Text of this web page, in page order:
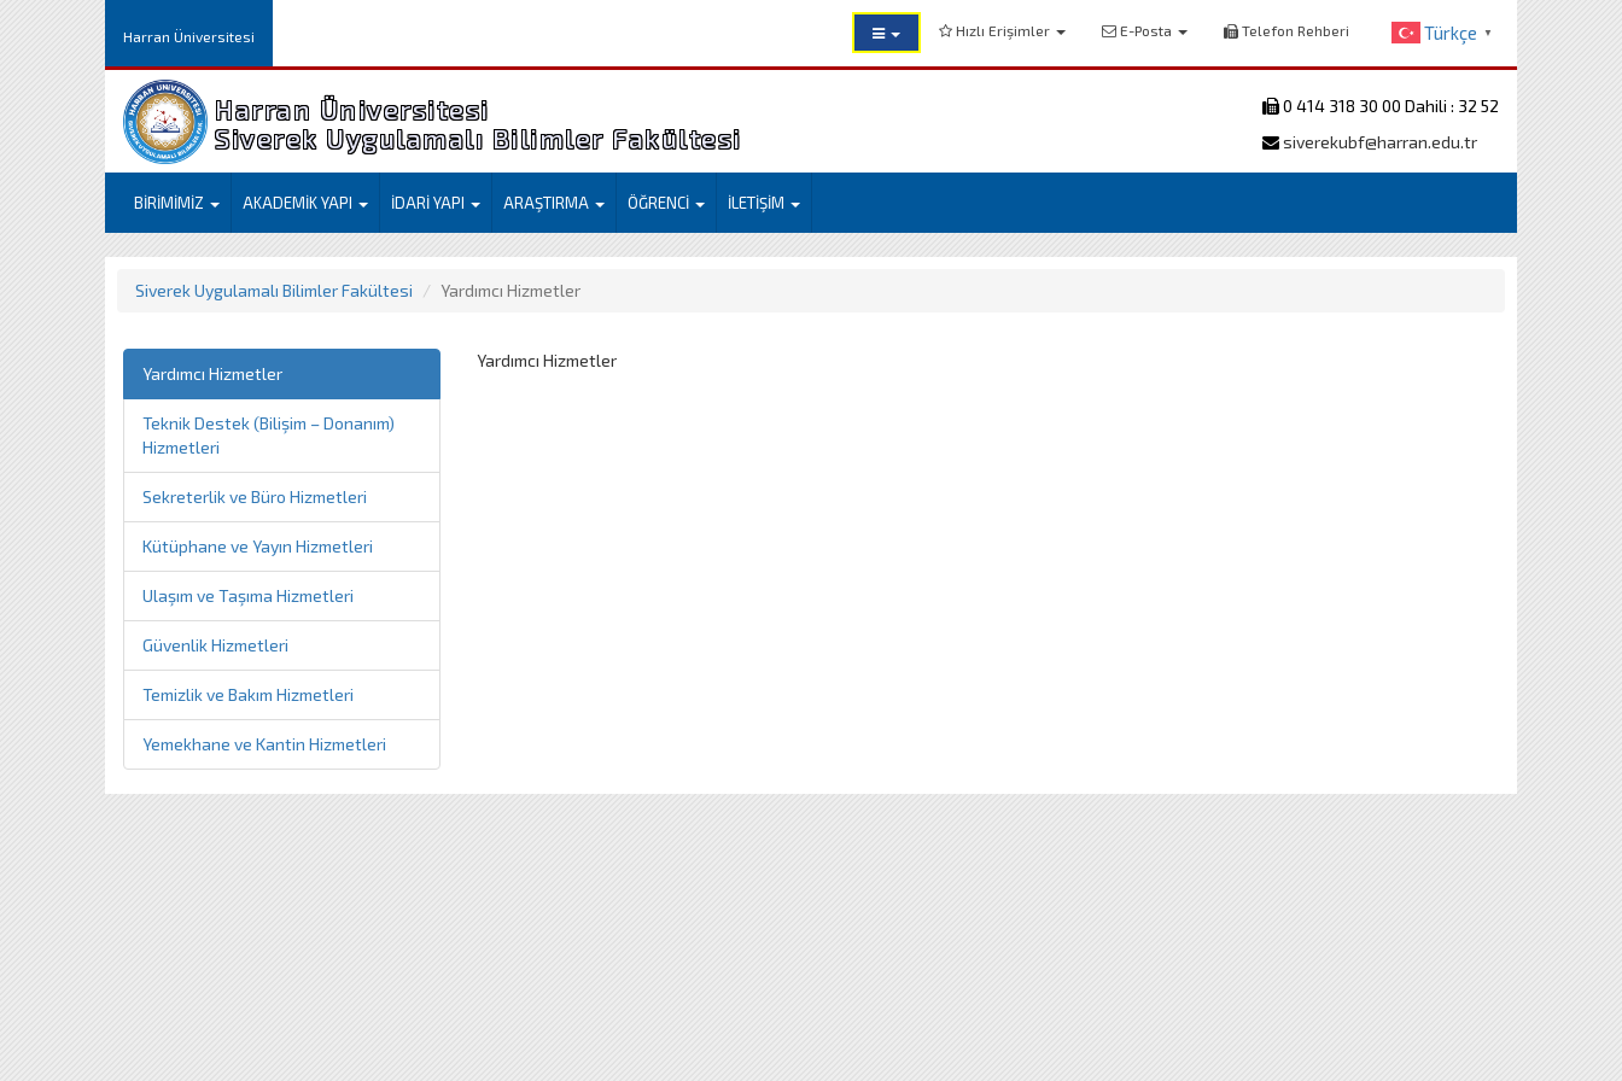
Harran Üniversitesi Hızlı Erişimler E-Posta Telefon Rehberi Türkçe ▼
Harran Üniversitesi
Siverek Uygulamalı Bilimler Fakültesi
0 414 318 30 00 Dahili : 32 52
siverekubf@harran.edu.tr
BİRİMİMİZ AKADEMİK YAPI İDARİ YAPI ARAŞTIRMA ÖĞRENCİ İLETİŞİM
Siverek Uygulamalı Bilimler Fakültesi Yardımcı Hizmetler
Yardımcı Hizmetler
Teknik Destek (Bilişim – Donanım)
Hizmetleri
Sekreterlik ve Büro Hizmetleri
Kütüphane ve Yayın Hizmetleri
Ulaşım ve Taşıma Hizmetleri
Güvenlik Hizmetleri
Temizlik ve Bakım Hizmetleri
Yemekhane ve Kantin Hizmetleri
Yardımcı Hizmetler